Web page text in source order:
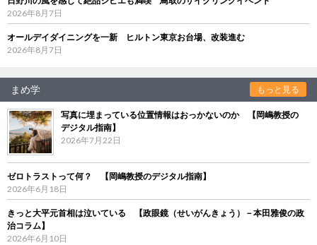
2026年8月7日
オールデイダイニングを一新 ヒルトン東京お台場、改装進む
2026年8月7日
まめ学 もっと見る
写真に埋まっている位置情報はおっかないのか 【岡嶋教授の
デジタル指南】
2026年7月22日
ゼロトラストって何？ 【岡嶋教授のデジタル指南】
2026年6月18日
きっと大平元首相は泣いている 【政眼鏡（せいがんきょう）－本田雅俊の政
治コラム】
2026年6月10日